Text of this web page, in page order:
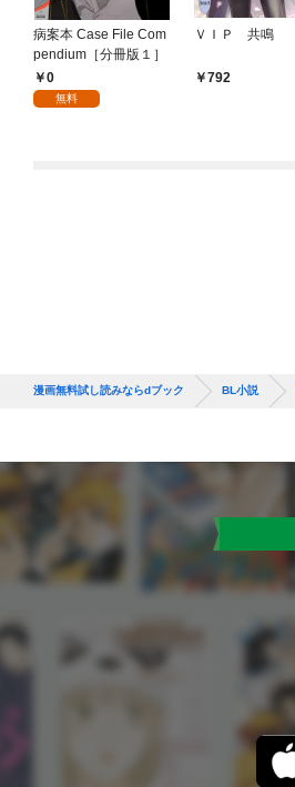
病案本 Case File Com
pendium［分冊版１］
0
無料
ＶＩＰ 共鳴
792
漫画無料試し読みならdブック BL小説